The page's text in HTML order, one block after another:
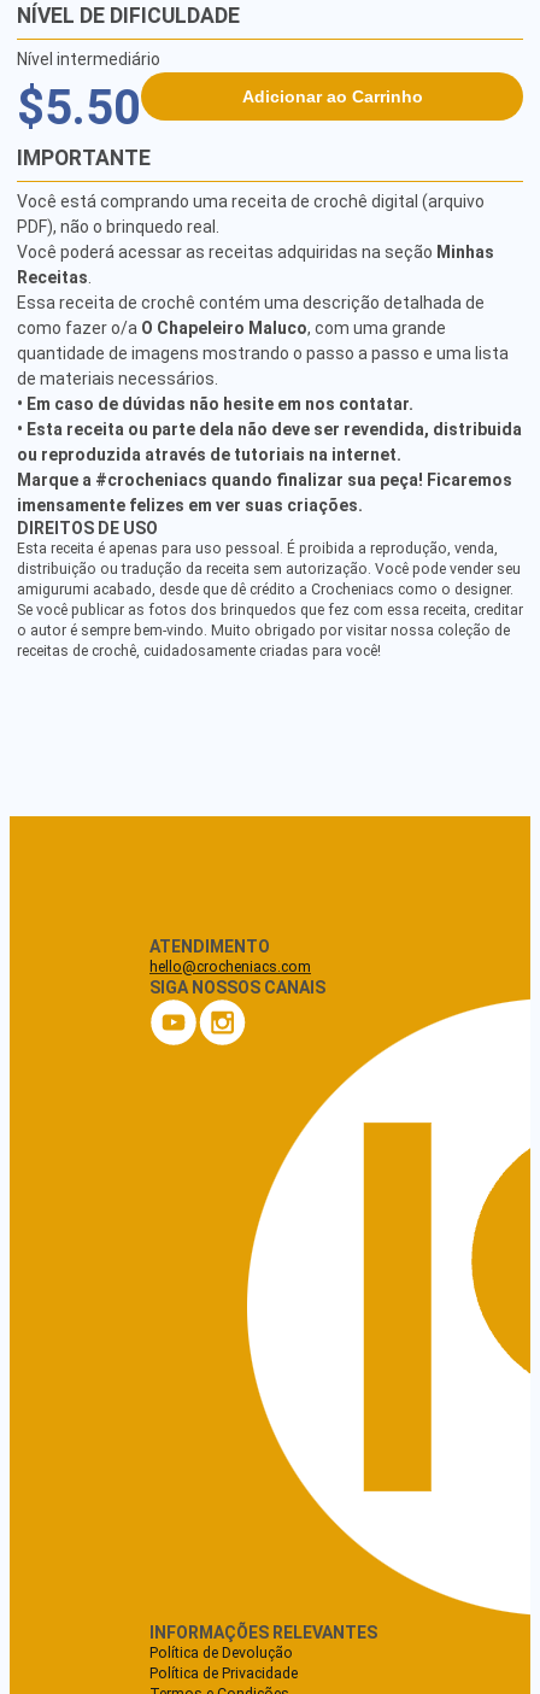
NÍVEL DE DIFICULDADE
Nível intermediário
$5.50 Adicionar ao Carrinho
IMPORTANTE
Você está comprando uma receita de crochê digital (arquivo
PDF), não o brinquedo real.
Você poderá acessar as receitas adquiridas na seção Minhas
Receitas
Essa receita de crochê contém uma descrição detalhada de
como fazer o/a O Chapeleiro Maluco, com uma grande
quantidade de imagens mostrando o passo a passo e uma lista
de materiais necessários.
• Em caso de dúvidas não hesite em nos contatar.
• Esta receita ou parte dela não deve ser revendida, distribuida
ou reproduzida através de tutoriais na internet.
Marque a #crocheniacs quando finalizar sua peça! Ficaremos
imensamente felizes em ver suas criações.
DIREITOS DE USO
Esta receita é apenas para uso pessoal. É proibida a reprodução, venda,
distribuição ou tradução da receita sem autorização. Você pode vender seu
amigurumi acabado, desde que dê crédito a Crocheniacs como o designer.
Se você publicar as fotos dos brinquedos que fez com essa receita, creditar
o autor é sempre bem-vindo. Muito obrigado por visitar nossa coleção de
receitas de crochê, cuidadosamente criadas para você!
ATENDIMENTO
hello@crocheniacs.com
SIGA NOSSOS CANAIS
INFORMAÇÕES RELEVANTES
Política de Devolução
Política de Privacidade